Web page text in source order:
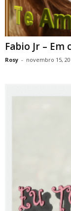
Fabio Jr – Em
Rosy - novembro 15,